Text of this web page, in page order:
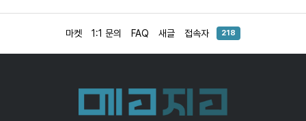
마켓 1:1 문의 FAQ 새글 접속자 218